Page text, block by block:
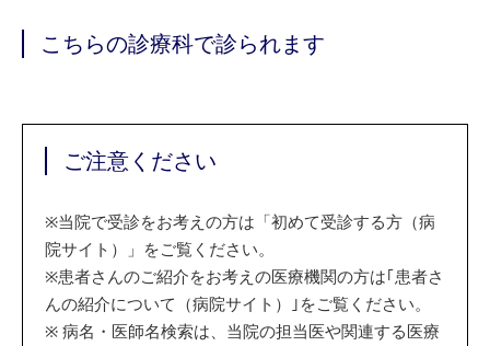
こちらの診療科で診られます
ご注意ください
※当院で受診をお考えの方は「初めて受診する方（病
院サイト）」をご覧ください。
※患者さんのご紹介をお考えの医療機関の方は｢患者さ
んの紹介について（病院サイト）｣をご覧ください。
※ 病名・医師名検索は、当院の担当医や関連する医療